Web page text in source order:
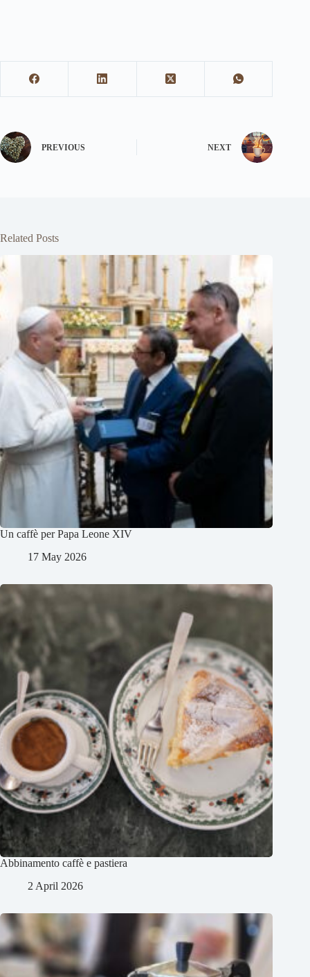
PREVIOUS NEXT
Related Posts
Un caffè per Papa Leone XIV
17 May 2026
Abbinamento caffè e pastiera
2 April 2026